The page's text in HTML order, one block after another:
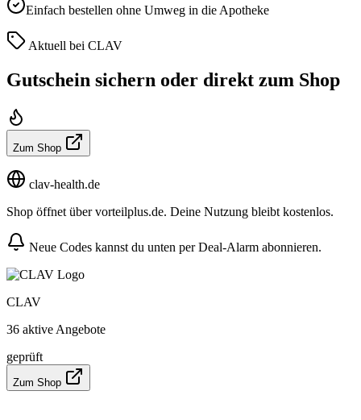
Einfach bestellen ohne Umweg in die Apotheke
Aktuell bei CLAV
Gutschein sichern oder direkt zum Shop
Zum Shop
clav-health.de
Shop öffnet über vorteilplus.de. Deine Nutzung bleibt kostenlos.
Neue Codes kannst du unten per Deal-Alarm abonnieren.
CLAV
36 aktive Angebote
geprüft
Zum Shop